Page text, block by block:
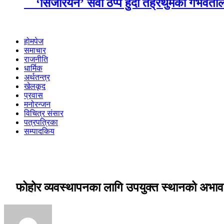
‘सिजेरियन’ सेवा ठप्प हुँदा तेह्रथुमका
होमपेज
समाचार
राजनीति
धार्मिक
अर्थतन्त्र
खेलकूद
प्रवास
मनोरन्जन
विचित्र संसार
पत्रपत्रिका
सम्पादकिय
फोहोर व्यवस्थापनका लागि उपयुक्त स्थानको